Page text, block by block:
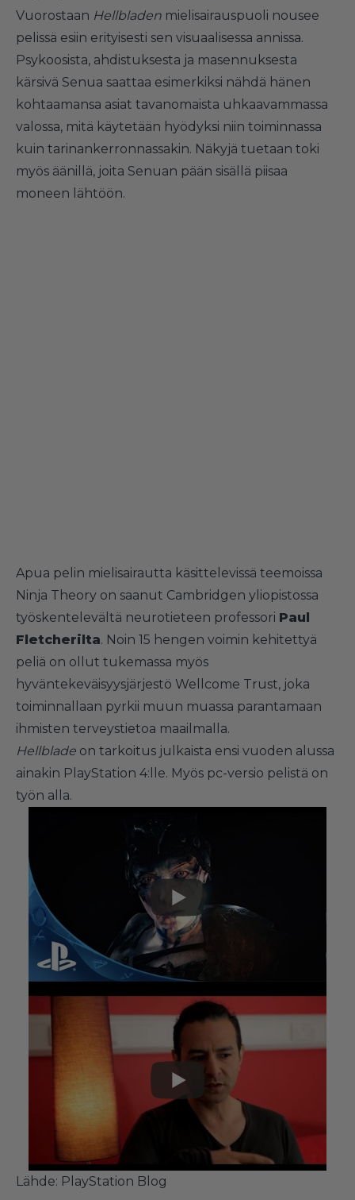
Vuorostaan Hellbladen mielisairauspuoli nousee
pelissä esiin erityisesti sen visuaalisessa annissa.
Psykoosista, ahdistuksesta ja masennuksesta
kärsivä Senua saattaa esimerkiksi nähdä hänen
kohtaamansa asiat tavanomaista uhkaavammassa
valossa, mitä käytetään hyödyksi niin toiminnassa
kuin tarinankerronnassakin. Näkyjä tuetaan toki
myös äänillä, joita Senuan pään sisällä piisaa
moneen lähtöön.
Apua pelin mielisairautta käsittelevissä teemoissa
Ninja Theory on saanut Cambridgen yliopistossa
työskentelevältä neurotieteen professori Paul
Fletcherilta. Noin 15 hengen voimin kehitettyä
peliä on ollut tukemassa myös
hyväntekeväisyysjärjestö Wellcome Trust, joka
toiminnallaan pyrkii muun muassa parantamaan
ihmisten terveystietoa maailmalla.
Hellblade on tarkoitus julkaista ensi vuoden alussa
ainakin PlayStation 4:lle. Myös pc-versio pelistä on
työn alla.
Lähde: PlayStation Blog